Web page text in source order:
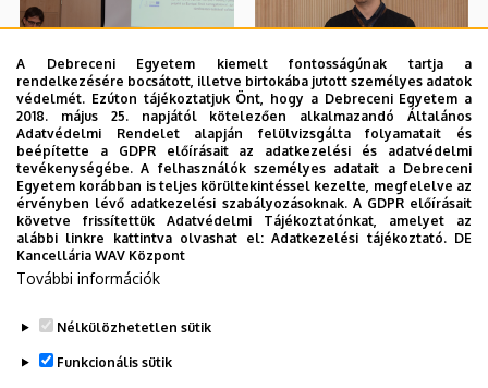
A Debreceni Egyetem kiemelt fontosságúnak tartja a
rendelkezésére bocsátott, illetve birtokába jutott személyes adatok
védelmét. Ezúton tájékoztatjuk Önt, hogy a Debreceni Egyetem a
2018. május 25. napjától kötelezően alkalmazandó Általános
Adatvédelmi Rendelet alapján felülvizsgálta folyamatait és
beépítette a GDPR előírásait az adatkezelési és adatvédelmi
tevékenységébe. A felhasználók személyes adatait a Debreceni
Egyetem korábban is teljes körültekintéssel kezelte, megfelelve az
érvényben lévő adatkezelési szabályozásoknak. A GDPR előírásait
követve frissítettük Adatvédelmi Tájékoztatónkat, amelyet az
alábbi linkre kattintva olvashat el:Adatkezelési tájékoztató. DE
Kancellária WAV Központ
További információk
Nélkülözhetetlen sütik
Funkcionális sütik